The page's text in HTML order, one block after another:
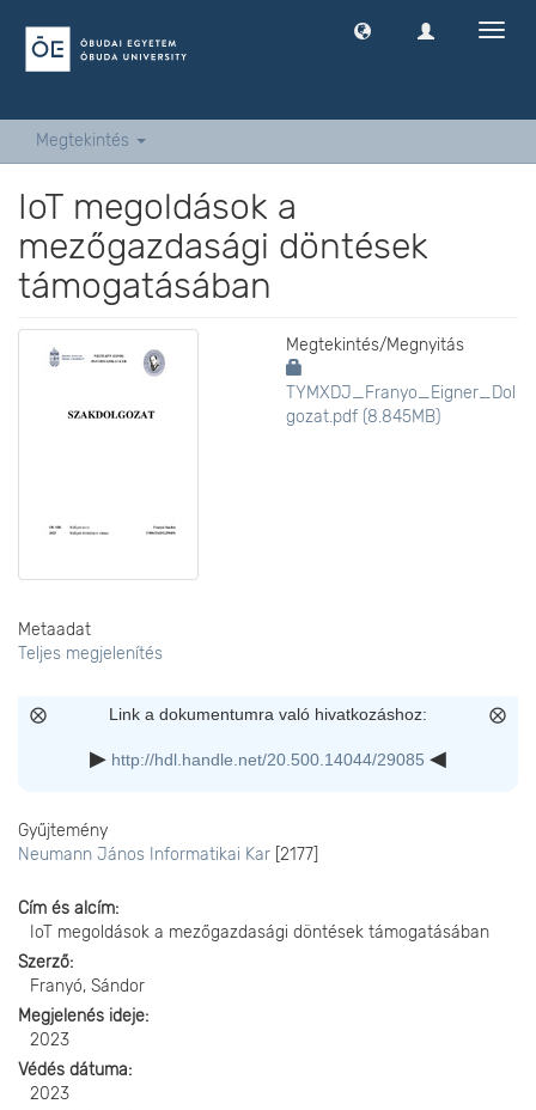
Megtekintés
IoT megoldások a
mezőgazdasági döntések
támogatásában
Megtekintés/Megnyitás
TYMXDJ_Franyo_Eigner_Dol
gozat.pdf (8.845MB)
Metaadat
Teljes megjelenítés
Link a dokumentumra való hivatkozáshoz:
http://hdl.handle.net/20.500.14044/29085
Gyűjtemény
Neumann János Informatikai Kar [2177]
Cím és alcím
IoT megoldások a mezőgazdasági döntések támogatásában
Szerző
Franyó, Sándor
Megjelenés ideje
2023
Védés dátuma
2023